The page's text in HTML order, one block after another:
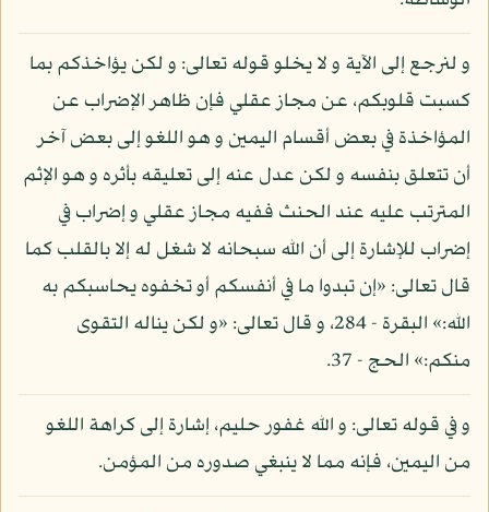
و لنرجع إلى الآية و لا يخلو قوله تعالى: و لكن يؤاخذكم بما
كسبت قلوبكم، عن مجاز عقلي فإن ظاهر الإضراب عن
المؤاخذة في بعض أقسام اليمين و هو اللغو إلى بعض آخر
أن تتعلق بنفسه و لكن عدل عنه إلى تعليقه بأثره و هو الإثم
المترتب عليه عند الحنث ففيه مجاز عقلي و إضراب في
إضراب للإشارة إلى أن الله سبحانه لا شغل له إلا بالقلب كما
قال تعالى: «إن تبدوا ما في أنفسكم أو تخفوه يحاسبكم به
الله:» البقرة - 284، و قال تعالى: «و لكن يناله التقوى
منكم:» الحج - 37.
و في قوله تعالى: و الله غفور حليم، إشارة إلى كراهة اللغو
من اليمين، فإنه مما لا ينبغي صدوره من المؤمن.